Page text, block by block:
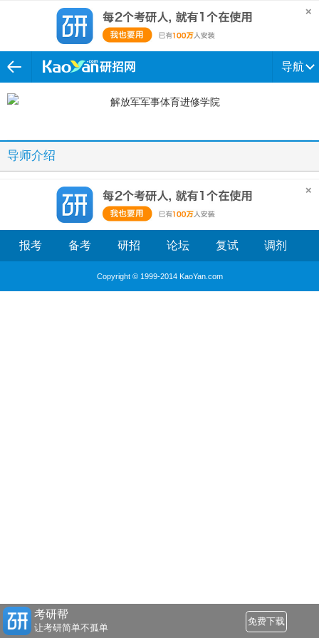
导航
导师介绍
报考 备考 研招 论坛 复试 调剂
Copyright © 1999-2014 KaoYan.com
考研帮
让考研简单不孤单
免费下载